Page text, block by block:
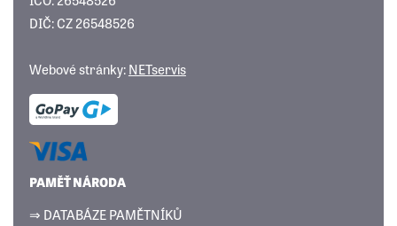
DIČ: CZ 26548526
Webové stránky:NETservis
PAMĚŤ NÁRODA
⇒ DATABÁZE PAMĚTNÍKŮ